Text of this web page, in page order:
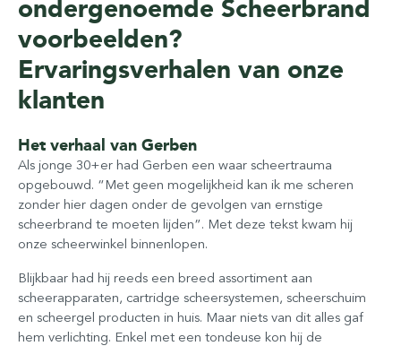
ondergenoemde Scheerbrand
voorbeelden?
Ervaringsverhalen van onze
klanten
Het verhaal van Gerben
Als jonge 30+er had Gerben een waar scheertrauma
opgebouwd. “Met geen mogelijkheid kan ik me scheren
zonder hier dagen onder de gevolgen van ernstige
scheerbrand te moeten lijden”. Met deze tekst kwam hij
onze scheerwinkel binnenlopen.
Blijkbaar had hij reeds een breed assortiment aan
scheerapparaten, cartridge scheersystemen, scheerschuim
en scheergel producten in huis. Maar niets van dit alles gaf
hem verlichting. Enkel met een tondeuse kon hij de